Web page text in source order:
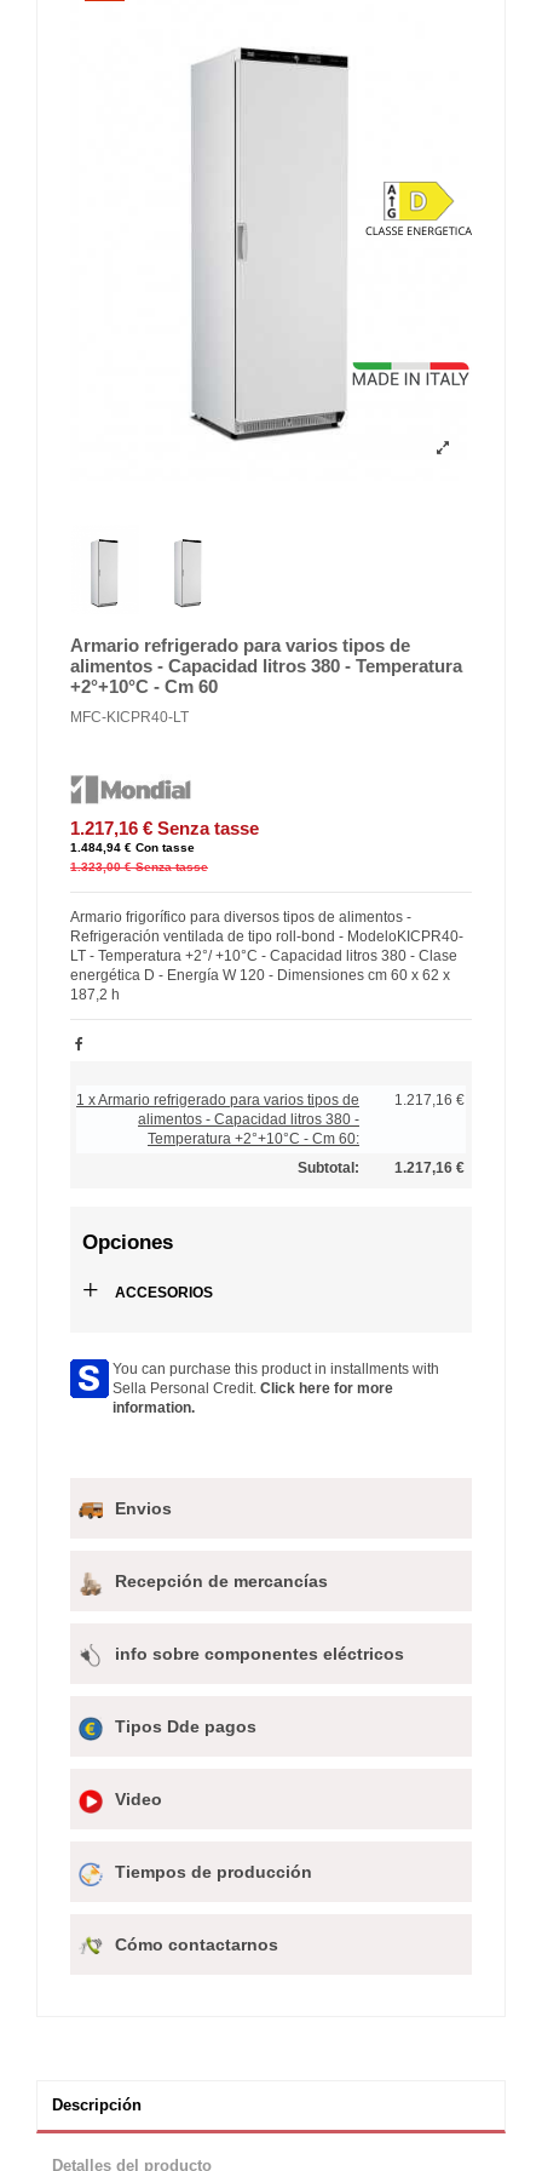
Armario refrigerado para varios tipos de
alimentos - Capacidad litros 380 - Temperatura
+2°+10°C - Cm 60
MFC-KICPR40-LT
1.217,16 € Senza tasse
1.484,94 € Con tasse
1.323,00 € Senza tasse
Armario frigorífico para diversos tipos de alimentos -
Refrigeración ventilada de tipo roll-bond - ModeloKICPR40-
LT - Temperatura +2°/ +10°C - Capacidad litros 380 - Clase
energética D - Energía W 120 - Dimensiones cm 60 x 62 x
187,2 h
1 x Armario refrigerado para varios tipos de
alimentos - Capacidad litros 380 -
Temperatura +2°+10°C - Cm 60:
1.217,16 €
Subtotal: 1.217,16 €
Opciones
+ ACCESORIOS
You can purchase this product in installments with
Sella Personal Credit. Click here for more
information.
Envios
Recepción de mercancías
info sobre componentes eléctricos
Tipos Dde pagos
Video
Tiempos de producción
Cómo contactarnos
Descripción
Detalles del producto